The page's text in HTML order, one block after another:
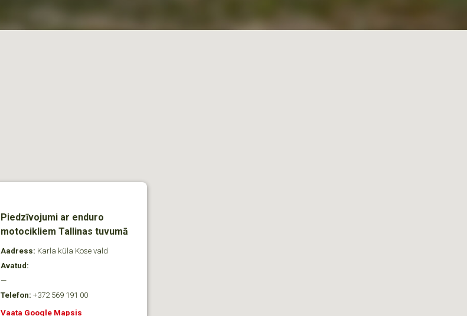
Piedzīvojumi ar enduro
motocikliem Tallinas tuvumā
Aadress: Karla küla Kose vald
Avatud:
—
Telefon: +372 569 191 00
Vaata Google Mapsis